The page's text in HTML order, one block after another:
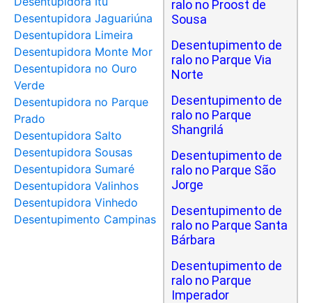
Desentupidora Jaguariúna
Desentupidora Limeira
Desentupidora Monte Mor
Desentupidora no Ouro
Verde
Desentupidora no Parque
Prado
Desentupidora Salto
Desentupidora Sousas
Desentupidora Sumaré
Desentupidora Valinhos
Desentupidora Vinhedo
Desentupimento Campinas
ralo no Proost de
Sousa
Desentupimento de
ralo no Parque Via
Norte
Desentupimento de
ralo no Parque
Shangrilá
Desentupimento de
ralo no Parque São
Jorge
Desentupimento de
ralo no Parque Santa
Bárbara
Desentupimento de
ralo no Parque
Imperador